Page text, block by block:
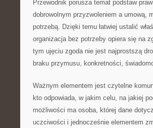
Przewodnik porusza temat podstaw
dobrowolnym przyzwoleniem a umową,
potrzebą. Dzięki temu łatwiej ustalić
organizacja bez potrzeby opiera się na
tym ujęciu zgoda nie jest najprostszą
braku przymusu, konkretności,
Ważnym elementem jest czytelne
kto odpowiada, w jakim celu, na jakiej
możliwości ma osoba, której dane
uczciwości i jednocześnie elementem